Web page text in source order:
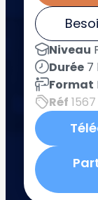
Niveau
Durée 7
Format
Réf 1567